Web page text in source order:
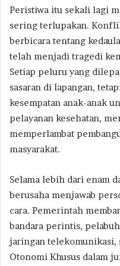
Peristiwa itu sekali lagi
sering terlupakan.
berbicara tentang
telah menjadi tragedi
Setiap peluru yang
sasaran di lapangan,
kesempatan anak-anak
pelayanan kesehatan,
memperlambat
masyarakat.
Selama lebih dari enam
berusaha menjawab
cara. Pemerintah
bandara perintis,
jaringan telekomunikasi,
Otonomi Khusus dalam